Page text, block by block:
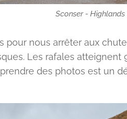
Sconser - Highlands
pour nous arrêter aux
Les rafales atteignent
des photos est un